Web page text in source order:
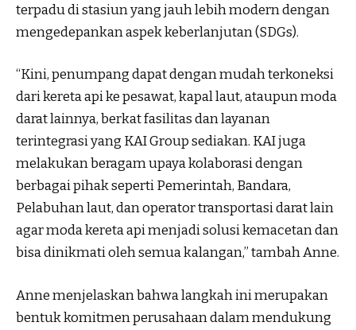
terpadu di stasiun yang jauh lebih modern dengan
mengedepankan aspek keberlanjutan (SDGs).
“Kini, penumpang dapat dengan mudah terkoneksi
dari kereta api ke pesawat, kapal laut, ataupun moda
darat lainnya, berkat fasilitas dan layanan
terintegrasi yang KAI Group sediakan. KAI juga
melakukan beragam upaya kolaborasi dengan
berbagai pihak seperti Pemerintah, Bandara,
Pelabuhan laut, dan operator transportasi darat lain
agar moda kereta api menjadi solusi kemacetan dan
bisa dinikmati oleh semua kalangan,” tambah Anne.
Anne menjelaskan bahwa langkah ini merupakan
bentuk komitmen perusahaan dalam mendukung